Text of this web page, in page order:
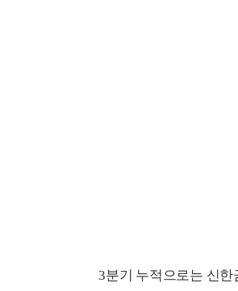
3분기 누적으로는 신한